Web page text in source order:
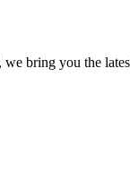
bring you the